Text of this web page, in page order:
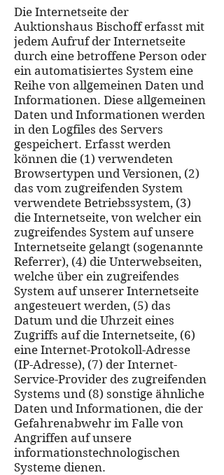
Die Internetseite der
Auktionshaus Bischoff erfasst mit
jedem Aufruf der Internetseite
durch eine betroffene Person oder
ein automatisiertes System eine
Reihe von allgemeinen Daten und
Informationen. Diese allgemeinen
Daten und Informationen werden
in den Logfiles des Servers
gespeichert. Erfasst werden
können die (1) verwendeten
Browsertypen und Versionen, (2)
das vom zugreifenden System
verwendete Betriebssystem, (3)
die Internetseite, von welcher ein
zugreifendes System auf unsere
Internetseite gelangt (sogenannte
Referrer), (4) die Unterwebseiten,
welche über ein zugreifendes
System auf unserer Internetseite
angesteuert werden, (5) das
Datum und die Uhrzeit eines
Zugriffs auf die Internetseite, (6)
eine Internet-Protokoll-Adresse
(IP-Adresse), (7) der Internet-
Service-Provider des zugreifenden
Systems und (8) sonstige ähnliche
Daten und Informationen, die der
Gefahrenabwehr im Falle von
Angriffen auf unsere
informationstechnologischen
Systeme dienen.